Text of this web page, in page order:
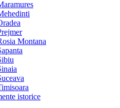
Montana
istorice